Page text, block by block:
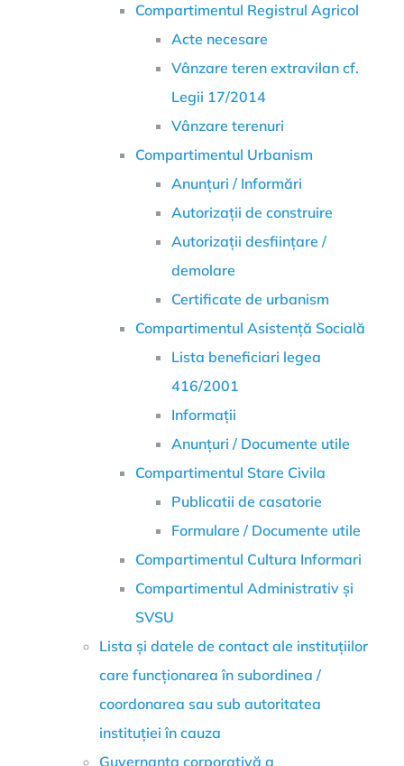
Compartimentul Registrul Agricol
Acte necesare
Vânzare teren extravilan cf.
Legii 17/2014
Vânzare terenuri
Compartimentul Urbanism
Anunțuri / Informări
Autorizații de construire
Autorizații desființare /
demolare
Certificate de urbanism
Compartimentul Asistență Socială
Lista beneficiari legea
416/2001
Informații
Anunțuri / Documente utile
Compartimentul Stare Civila
Publicatii de casatorie
Formulare / Documente utile
Compartimentul Cultura Informari
Compartimentul Administrativ și
SVSU
Lista și datele de contact ale instituțiilor
care funcționarea în subordinea /
coordonarea sau sub autoritatea
instituției în cauza
Guvernanța corporativă a